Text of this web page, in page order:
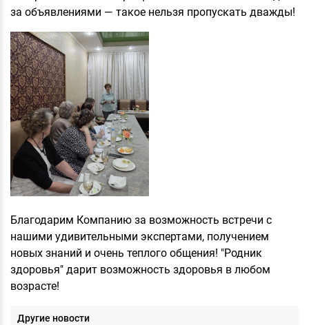
за объявлениями — такое нельзя пропускать дважды!
Благодарим Компанию за возможность встречи с
нашими удивительными экспертами, получением
новых знаний и очень теплого общения! "Родник
здоровья" дарит возможность здоровья в любом
возрасте!
Другие новости